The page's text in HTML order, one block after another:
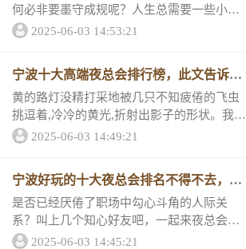
何必非要墨守成规呢？人生总需要一些小小
的放纵来为沉闷的生活增添色彩！宁波十大
悦国际夜总...
2025-06-03 14:53:21
宁波十大高端夜总会排行榜，此文告诉你
快乐在哪里
黄的路灯没精打采地被几只不知疲倦的飞虫
挑逗着,冷冷的黄光,折射出影子的形状。我们
也是城市中孤独的飞虫，我们也需要找一个
大高端...
2025-06-03 14:49:21
宁波好玩的十大夜总会排名不得不去，哪
家是新上榜的
是否已经厌倦了职场中勾心斗角的人际关
系？叫上几个知心好友吧，一起来夜总会欢
聚吧，这里没有虚伪的嘴脸，只有暖心的友
2025-06-03 14:45:21